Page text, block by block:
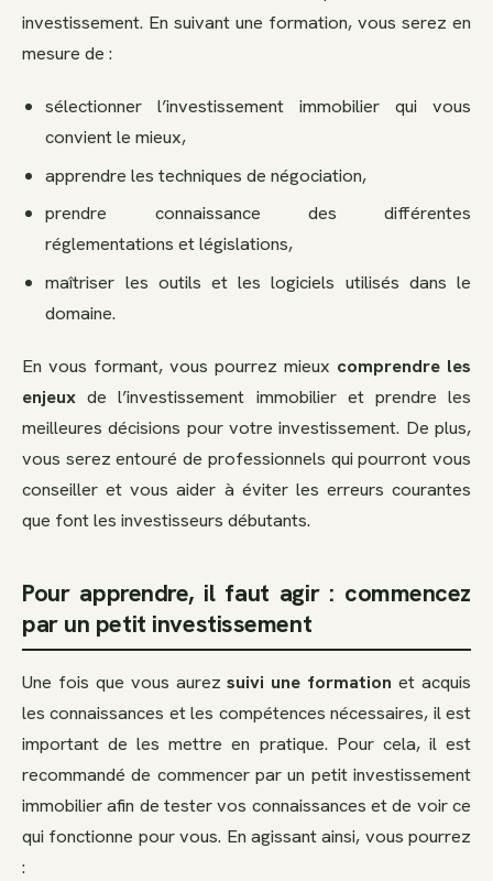
investissement. En suivant une formation, vous serez en
mesure de :
sélectionner l’investissement immobilier qui vous
convient le mieux,
apprendre les techniques de négociation,
prendre connaissance des différentes
réglementations et législations,
maîtriser les outils et les logiciels utilisés dans le
domaine.
En vous formant, vous pourrez mieux comprendre les
enjeux de l’investissement immobilier et prendre les
meilleures décisions pour votre investissement. De plus,
vous serez entouré de professionnels qui pourront vous
conseiller et vous aider à éviter les erreurs courantes
que font les investisseurs débutants.
Pour apprendre, il faut agir : commencez
par un petit investissement
Une fois que vous aurezsuivi une formation et acquis
les connaissances et les compétences nécessaires, il est
important de les mettre en pratique. Pour cela, il est
recommandé de commencer par un petit investissement
immobilier afin de tester vos connaissances et de voir ce
qui fonctionne pour vous. En agissant ainsi, vous pourrez
: